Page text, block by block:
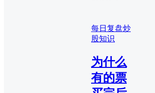
每日复盘炒
股知识
为什么
有的票